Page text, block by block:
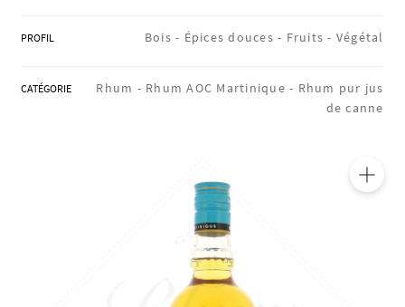
PROFIL Bois - Épices douces - Fruits - Végétal
CATÉGORIE Rhum - Rhum AOC Martinique - Rhum pur jus
de canne